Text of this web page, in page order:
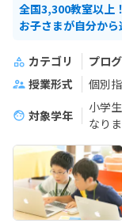
全国3,300教室以上
お子さまが自分から
カテゴリ プロ
授業形式
個別
対象学年
小学
なりま